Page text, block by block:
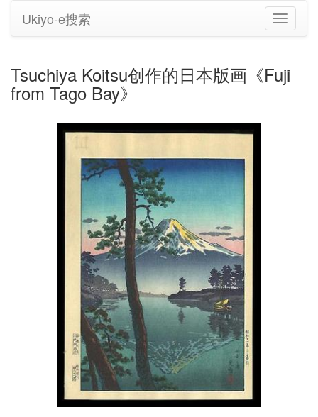
切
换
Ukiyo-e搜索
Tsuchiya Koitsu创作的日本版画《Fuji
from Tago Bay》